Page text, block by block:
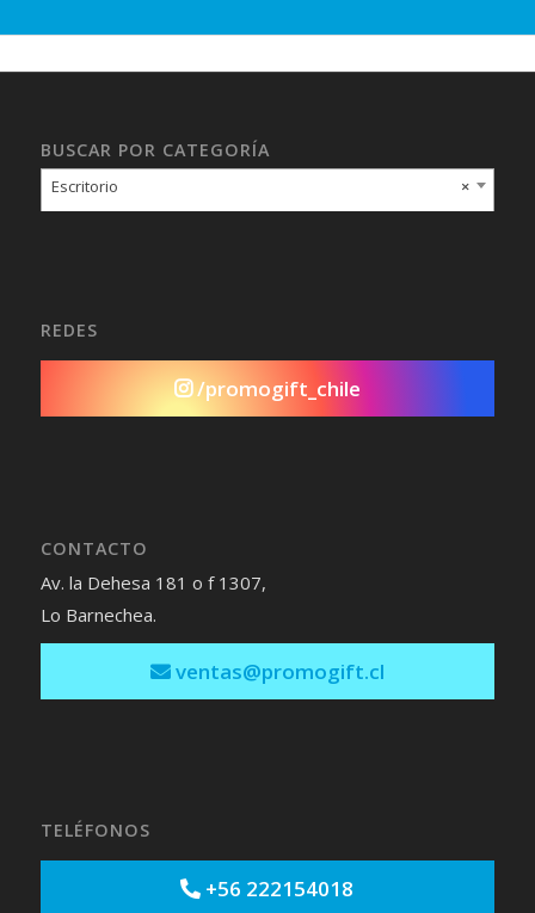
BUSCAR POR CATEGORÍA
×
Escritorio
REDES
/promogift_chile
CONTACTO
Av. la Dehesa 181 o f 1307,
Lo Barnechea.
ventas@promogift.cl
TELÉFONOS
+56 222154018